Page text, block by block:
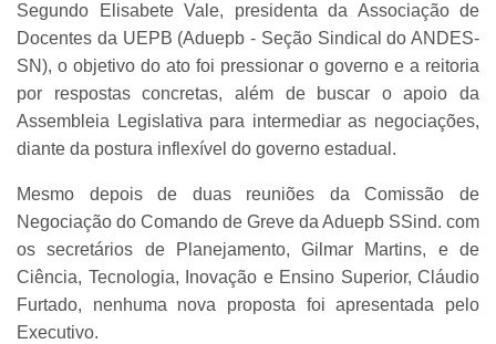
Segundo Elisabete Vale, presidenta da Associação de
Docentes da UEPB (Aduepb - Seção Sindical do ANDES-
SN), o objetivo do ato foi pressionar o governo e a reitoria
por respostas concretas, além de buscar o apoio da
Assembleia Legislativa para intermediar as negociações,
diante da postura inflexível do governo estadual.
Mesmo depois de duas reuniões da Comissão de
Negociação do Comando de Greve da Aduepb SSind. com
os secretários de Planejamento, Gilmar Martins, e de
Ciência, Tecnologia, Inovação e Ensino Superior, Cláudio
Furtado, nenhuma nova proposta foi apresentada pelo
Executivo.